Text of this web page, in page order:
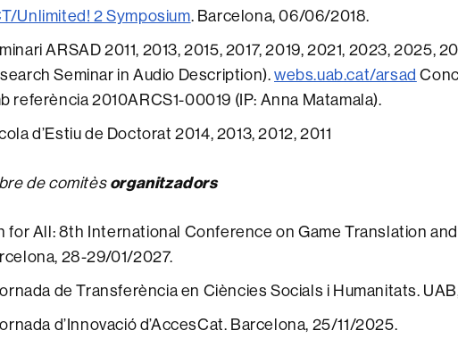
Unlimited! 2 Symposium. Barcelona, 06/06/2018.
ARSAD 2011, 2013, 2015, 2017, 2019, 2021, 2023, 2025,
Seminar in Audio Description).webs.uab.cat/arsad
referència 2010ARCS1-00019 (IP: Anna Matamala).
d’Estiu de Doctorat 2014, 2013, 2012, 2011
de comitèsorganitzadors
for All: 8th International Conference on Game Translation
28-29/01/2027.
de Transferència en Ciències Socials i Humanitats.
d’Innovació d’AccesCat. Barcelona, 25/11/2025.